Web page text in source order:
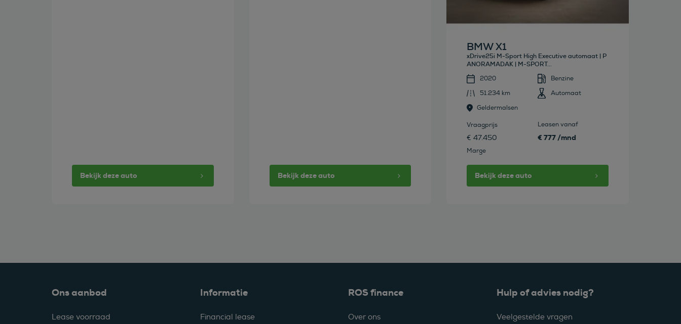
Bekijk deze auto Bekijk deze auto
BMW X1
xDrive25i M-Sport High Executive automaat | P
ANORAMADAK | M-SPORT...
2020
Benzine
51.234 km
Automaat
Geldermalsen
Vraagprijs
€ 47.450
Marge
Leasen vanaf
€ 777 /mnd
Bekijk deze auto
Ons aanbod
Lease voorraad
Informatie
Financial lease
ROS finance
Over ons
Hulp of advies nodig?
Veelgestelde vragen